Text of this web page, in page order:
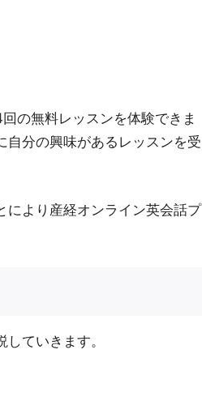
の無料レッスンを体験できま
自分の興味があるレッスンを受
により産経オンライン英会話プ
ていきます。